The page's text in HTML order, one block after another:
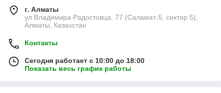
г. Алматы
ул.Владимира Радостовца, 77 (Саламат-5, сектор 5),
Алматы, Казахстан
Контакты
Сегодня работает с 10:00 до 18:00
Показать весь график работы